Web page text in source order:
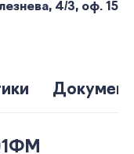
4/3, оф. 15